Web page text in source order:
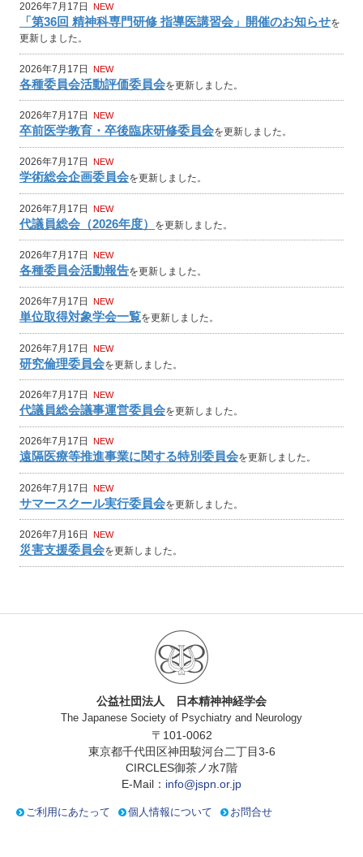
2026年7月17日 NEW
「第36回 精神科専門研修 指導医講習会」開催のお知らせを
更新しました。
2026年7月17日 NEW
各種委員会活動評価委員会を更新しました。
2026年7月17日 NEW
卒前医学教育・卒後臨床研修委員会を更新しました。
2026年7月17日 NEW
学術総会企画委員会を更新しました。
2026年7月17日 NEW
代議員総会（2026年度） を更新しました。
2026年7月17日 NEW
各種委員会活動報告を更新しました。
2026年7月17日 NEW
単位取得対象学会一覧を更新しました。
2026年7月17日 NEW
研究倫理委員会を更新しました。
2026年7月17日 NEW
代議員総会議事運営委員会を更新しました。
2026年7月17日 NEW
遠隔医療等推進事業に関する特別委員会を更新しました。
2026年7月17日 NEW
サマースクール実行委員会を更新しました。
2026年7月16日 NEW
災害支援委員会を更新しました。
公益社団法人 日本精神神経学会
The Japanese Society of Psychiatry and Neurology
〒101-0062
東京都千代田区神田駿河台二丁目3-6
CIRCLES御茶ノ水7階
E-Mail： info@jspn.or.jp
ご利用にあたって 個人情報について お問合せ